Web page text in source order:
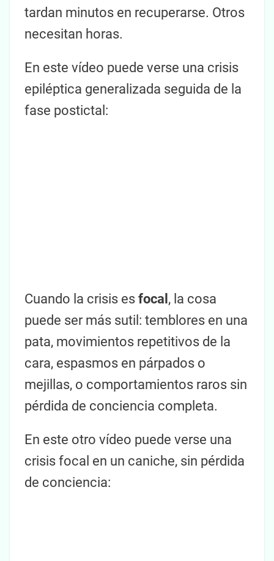
tardan minutos en recuperarse. Otros
necesitan horas.
En este vídeo puede verse una crisis
epiléptica generalizada seguida de la
fase postictal:
Cuando la crisis es focal , la cosa
puede ser más sutil: temblores en una
pata, movimientos repetitivos de la
cara, espasmos en párpados o
mejillas, o comportamientos raros sin
pérdida de conciencia completa.
En este otro vídeo puede verse una
crisis focal en un caniche, sin pérdida
de conciencia: